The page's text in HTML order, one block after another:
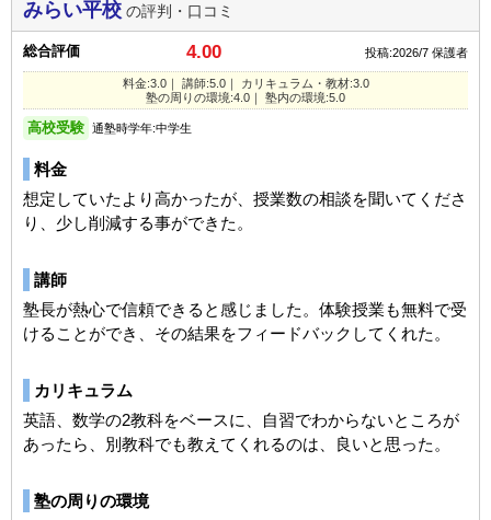
みらい平校 の評判・口コミ
総合評価 4.00 投稿:2026/7 保護者
料金:3.0｜ 講師:5.0｜ カリキュラム・教材:3.0
塾の周りの環境:4.0｜ 塾内の環境:5.0
高校受験 通塾時学年:中学生
料金
想定していたより高かったが、授業数の相談を聞いてくださ
り、少し削減する事ができた。
講師
塾長が熱心で信頼できると感じました。体験授業も無料で受
けることができ、その結果をフィードバックしてくれた。
カリキュラム
英語、数学の2教科をベースに、自習でわからないところが
あったら、別教科でも教えてくれるのは、良いと思った。
塾の周りの環境